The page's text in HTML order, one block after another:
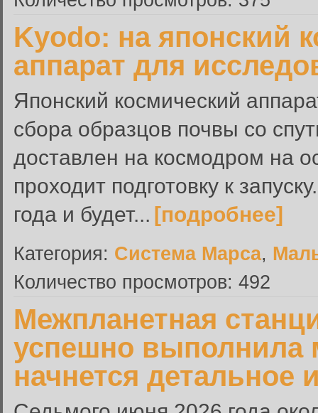
Kyodo: на японский
аппарат для
Японский космический
сбора образцов почвы со
доставлен на космодром на
проходит подготовку к
года и будет... [подробнее]
Категория: Система Марса,
Количество просмотров: 492
Межпланетная
успешно выполнила
начнется детальное